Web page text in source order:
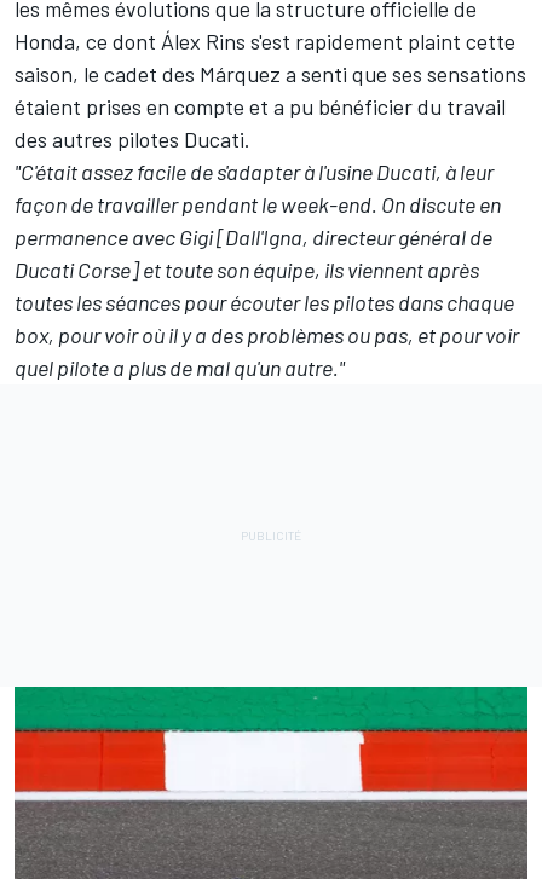
les mêmes évolutions que la structure officielle de
Honda, ce dont Álex Rins s'est rapidement plaint cette
saison, le cadet des Márquez a senti que ses sensations
étaient prises en compte et a pu bénéficier du travail
des autres pilotes Ducati.
"C'était assez facile de s'adapter à l'usine Ducati, à leur
façon de travailler pendant le week-end. On discute en
permanence avec Gigi [Dall'Igna, directeur général de
Ducati Corse] et toute son équipe, ils viennent après
toutes les séances pour écouter les pilotes dans chaque
box, pour voir où il y a des problèmes ou pas, et pour voir
quel pilote a plus de mal qu'un autre."